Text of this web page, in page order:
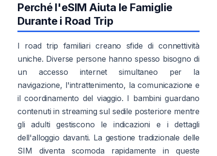
Perché l'eSIM Aiuta le Famiglie
Durante i Road Trip
I road trip familiari creano sfide di connettività
uniche. Diverse persone hanno spesso bisogno di
un accesso internet simultaneo per la
navigazione, l'intrattenimento, la comunicazione e
il coordinamento del viaggio. I bambini guardano
contenuti in streaming sul sedile posteriore mentre
gli adulti gestiscono le indicazioni e i dettagli
dell'alloggio davanti. La gestione tradizionale delle
SIM diventa scomoda rapidamente in queste